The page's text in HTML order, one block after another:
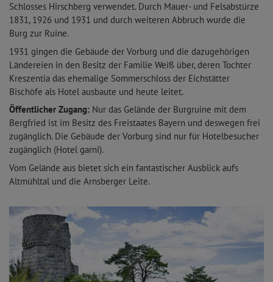
Schlosses Hirschberg verwendet. Durch Mauer- und Felsabstürze
1831, 1926 und 1931 und durch weiteren Abbruch wurde die
Burg zur Ruine.
1931 gingen die Gebäude der Vorburg und die dazugehörigen
Ländereien in den Besitz der Familie Weiß über, deren Tochter
Kreszentia das ehemalige Sommerschloss der Eichstätter
Bischöfe als Hotel ausbaute und heute leitet.
Öffentlicher Zugang: Nur das Gelände der Burgruine mit dem
Bergfried ist im Besitz des Freistaates Bayern und deswegen frei
zugänglich. Die Gebäude der Vorburg sind nur für Hotelbesucher
zugänglich (Hotel garni).
Vom Gelände aus bietet sich ein fantastischer Ausblick aufs
Altmühltal und die Arnsberger Leite.